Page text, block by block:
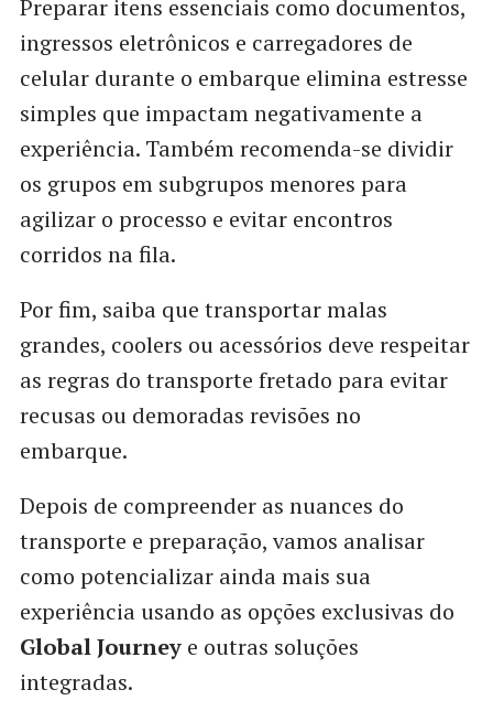
Preparar itens essenciais como documentos,
ingressos eletrônicos e carregadores de
celular durante o embarque elimina estresse
simples que impactam negativamente a
experiência. Também recomenda-se dividir
os grupos em subgrupos menores para
agilizar o processo e evitar encontros
corridos na fila.
Por fim, saiba que transportar malas
grandes, coolers ou acessórios deve respeitar
as regras do transporte fretado para evitar
recusas ou demoradas revisões no
embarque.
Depois de compreender as nuances do
transporte e preparação, vamos analisar
como potencializar ainda mais sua
experiência usando as opções exclusivas do
Global Journeye outras soluções
integradas.